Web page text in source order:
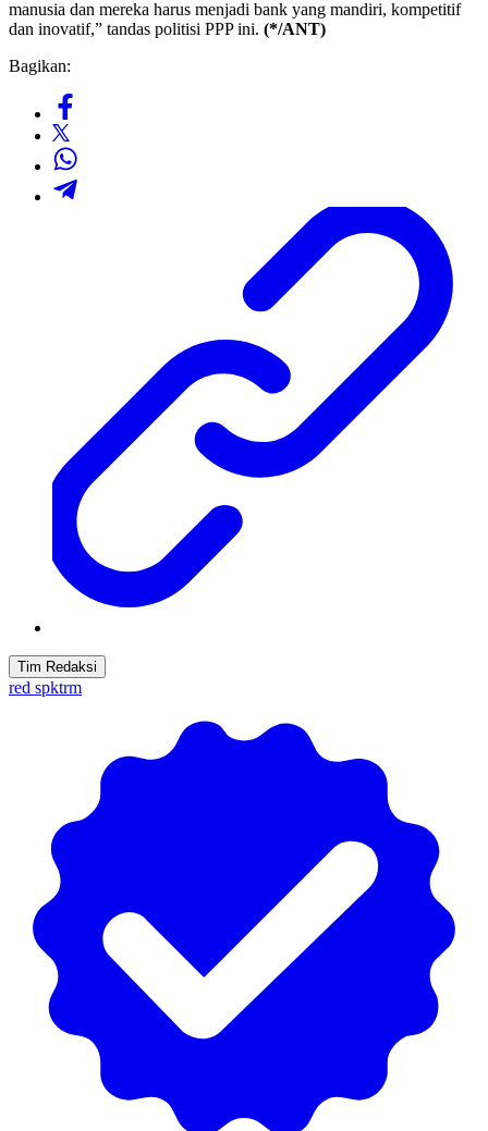
manusia dan mereka harus menjadi bank yang mandiri, kompetitif
dan inovatif,” tandas politisi PPP ini. (*/ANT)
Bagikan:
Tim Redaksi
red spktrm